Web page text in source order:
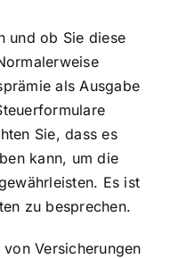
und ob Sie diese
als Ausgabe
Sie, dass es
kann, um die
Es ist
zu besprechen.
Versicherungen